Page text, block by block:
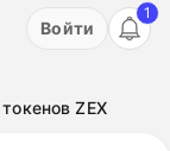
3 дня!
Войти
1
ZEX